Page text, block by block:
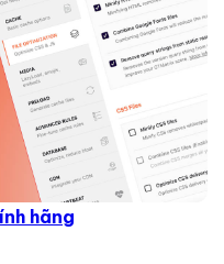
hãng